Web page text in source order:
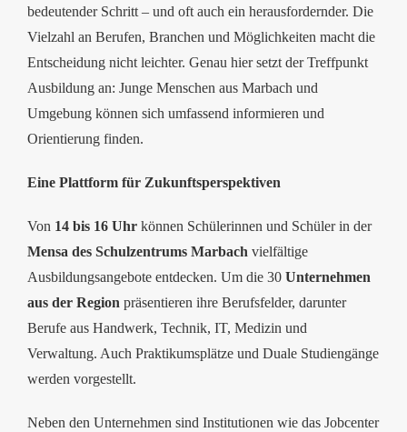
bedeutender Schritt – und oft auch ein herausfordernder. Die
Vielzahl an Berufen, Branchen und Möglichkeiten macht die
Entscheidung nicht leichter. Genau hier setzt der Treffpunkt
Ausbildung an: Junge Menschen aus Marbach und
Umgebung können sich umfassend informieren und
Orientierung finden.
Eine Plattform für Zukunftsperspektiven
Von 14 bis 16 Uhr können Schülerinnen und Schüler in der
Mensa des Schulzentrums Marbach vielfältige
Ausbildungsangebote entdecken. Um die 30 Unternehmen
aus der Region präsentieren ihre Berufsfelder, darunter
Berufe aus Handwerk, Technik, IT, Medizin und
Verwaltung. Auch Praktikumsplätze und Duale Studiengänge
werden vorgestellt.
Neben den Unternehmen sind Institutionen wie das Jobcenter